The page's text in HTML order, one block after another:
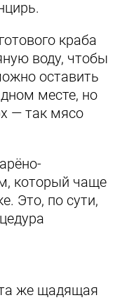
краба
воду, чтобы
оставить
месте, но
— так мясо
который чаще
Это, по сути,
же щадящая